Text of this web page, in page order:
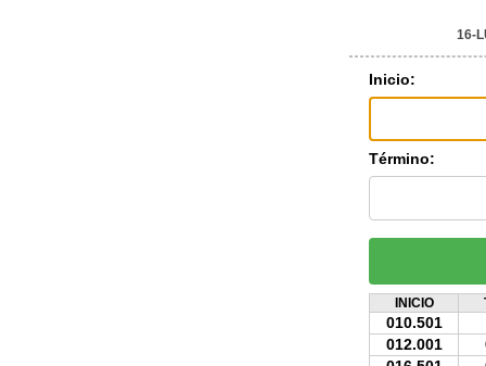
16-
Inicio:
Término:
INICIO
010.501
012.001